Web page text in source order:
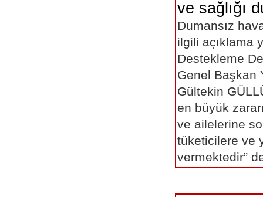
ve sağlığı
Dumansız
ilgili açıklama
Destekleme
Genel Başkan
Gültekin
en büyük
ve ailelerine
tüketicilere ve
vermektedir”